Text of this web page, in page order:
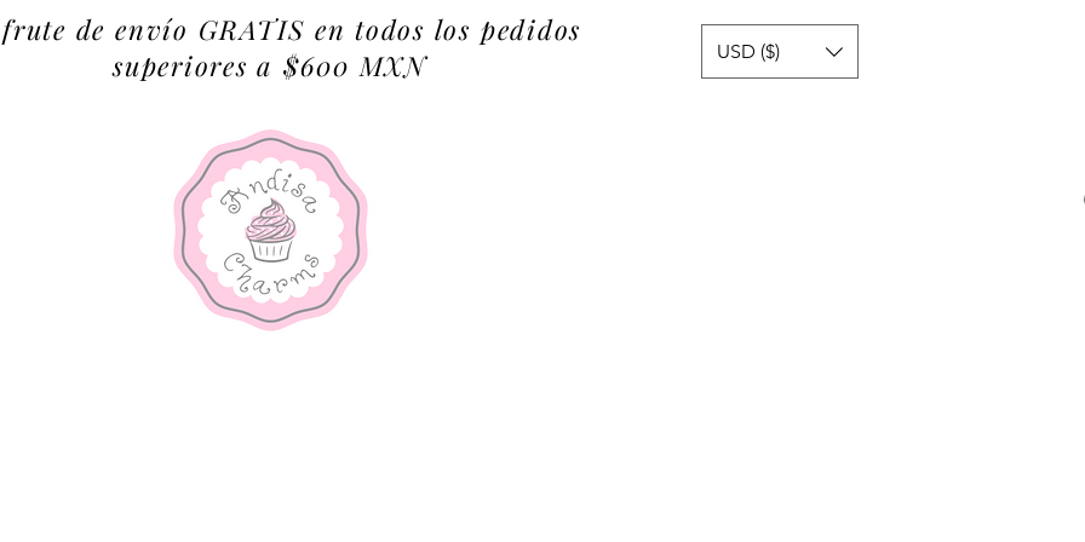
USD ($)
de envío GRATIS en todos los pedidos
superiores a $600 MXN